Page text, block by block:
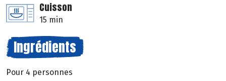
Cuisson
15 min
Ingrédients
Pour 4 personnes